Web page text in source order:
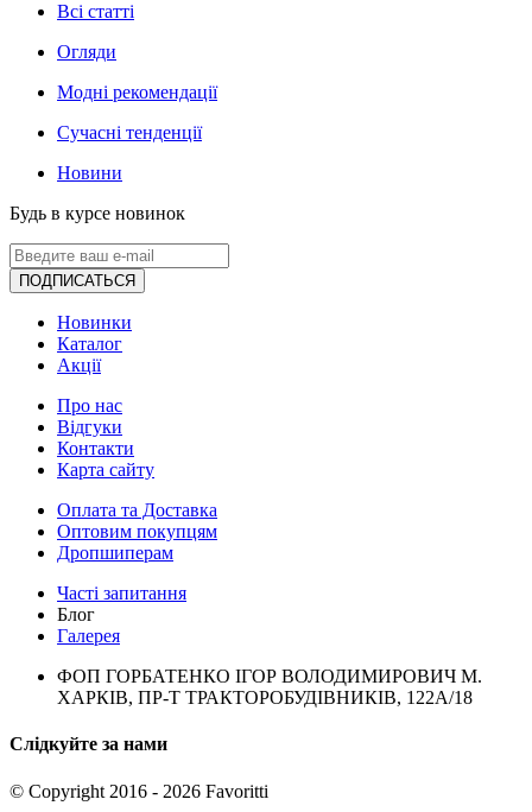
Всі статті
Огляди
Модні рекомендації
Сучасні тенденції
Новини
Будь в курсе новинок
ПОДПИСАТЬСЯ
Новинки
Каталог
Акції
Про нас
Відгуки
Контакти
Карта сайту
Оплата та Доставка
Оптовим покупцям
Дропшиперам
Часті запитання
Блог
Галерея
ФОП ГОРБАТЕНКО ІГОР ВОЛОДИМИРОВИЧ М.
ХАРКІВ, ПР-Т ТРАКТОРОБУДІВНИКІВ, 122А/18
Слідкуйте за нами
© Copyright 2016 - 2026 Favoritti